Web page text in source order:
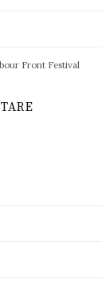
Front Festival